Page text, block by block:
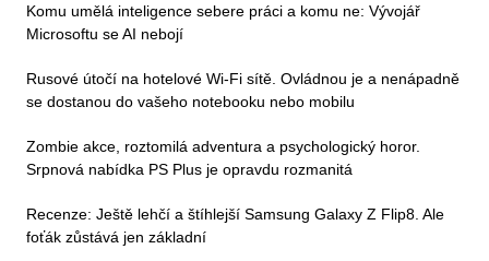
Komu umělá inteligence sebere práci a komu ne: Vývojář
Microsoftu se AI nebojí
Rusové útočí na hotelové Wi-Fi sítě. Ovládnou je a nenápadně
se dostanou do vašeho notebooku nebo mobilu
Zombie akce, roztomilá adventura a psychologický horor.
Srpnová nabídka PS Plus je opravdu rozmanitá
Recenze: Ještě lehčí a štíhlejší Samsung Galaxy Z Flip8. Ale
foťák zůstává jen základní